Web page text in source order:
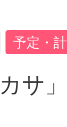
予定・
サ